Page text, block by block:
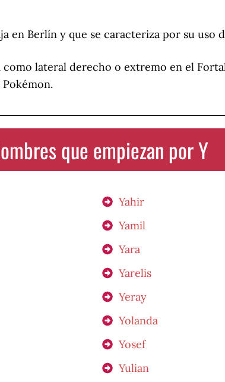
en Berlín y que se caracteriza por su uso
lateral derecho o extremo en el
que empiezan por Y
Yahir
Yamil
Yara
Yarelis
Yeray
Yolanda
Yosef
Yulian